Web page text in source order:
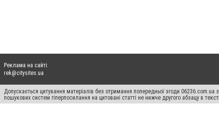
Реклама на сайті:
rek@citysites.ua
Допускається цитування матеріалів без отримання попередньої згоди
пошукових систем гіперпосилання на цитовані статті не нижче другого абзацу в